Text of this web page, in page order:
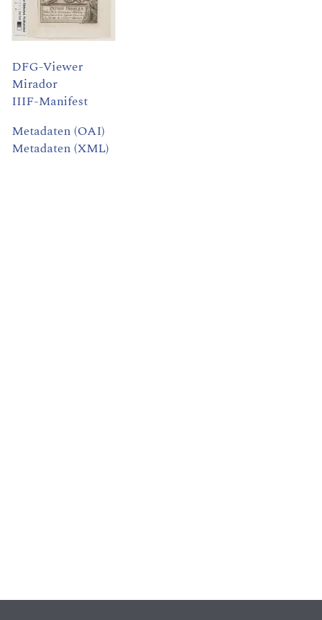
DFG-Viewer
Mirador
IIIF-Manifest
Metadaten (OAI)
Metadaten (XML)